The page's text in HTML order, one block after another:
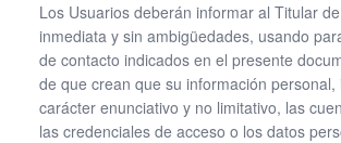
Los Usuarios deberán informar al Titular
inmediata y sin ambigüedades, usando
de contacto indicados en el presente
de que crean que su información personal,
carácter enunciativo y no limitativo, las
las credenciales de acceso o los datos